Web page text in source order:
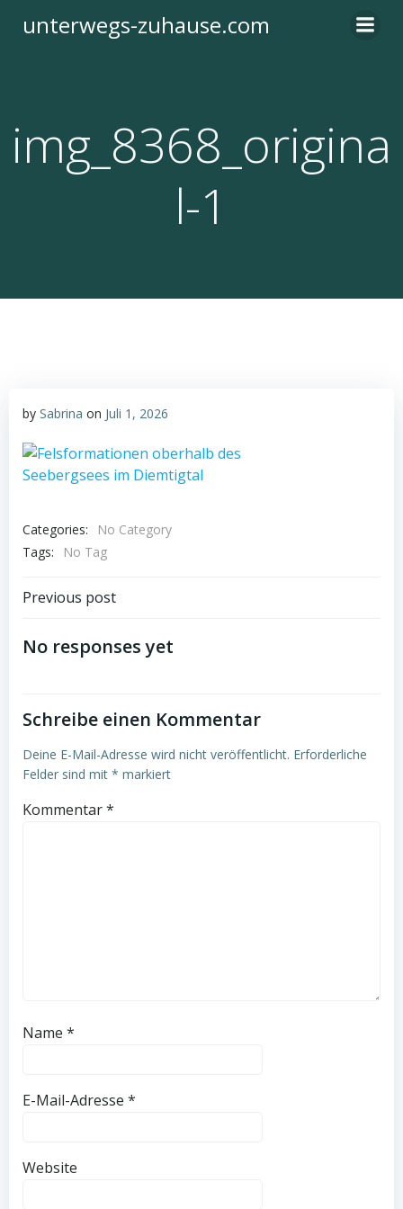
Inhalt
unterwegs-zuhause.com
img_8368_origina
l-1
by Sabrina on Juli 1, 2026
Categories:
No Category
Tags:
No Tag
Post
navigation
Previous post
No responses yet
Schreibe einen Kommentar
Deine E-Mail-Adresse wird nicht veröffentlicht. Erforderliche
Felder sind mit * markiert
Kommentar*
Name *
E-Mail-Adresse *
Website